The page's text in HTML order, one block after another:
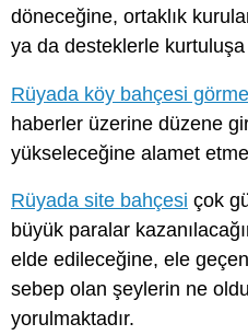
döneceğine, ortaklık
ya da desteklerle
Rüyada köy bahçesi
haberler üzerine düzene
yükseleceğine alamet
Rüyada site bahçesi çok
büyük paralar
elde edileceğine, ele geçen
sebep olan şeylerin ne
yorulmaktadır.